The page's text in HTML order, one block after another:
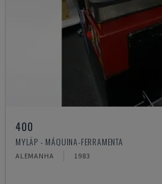
400
MYLÄP - MÁQUINA-FERRAMENTA
ALEMANHA 1983